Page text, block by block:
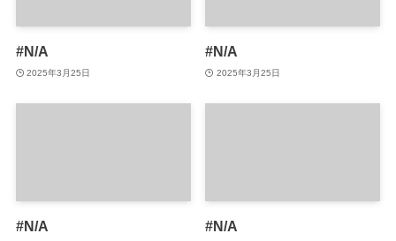
#N/A
2025年3月25日
#N/A
2025年3月25日
#N/A #N/A